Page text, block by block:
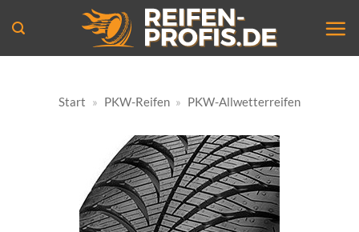
Inhalt
springen
Start » PKW-Reifen » PKW-Allwetterreifen